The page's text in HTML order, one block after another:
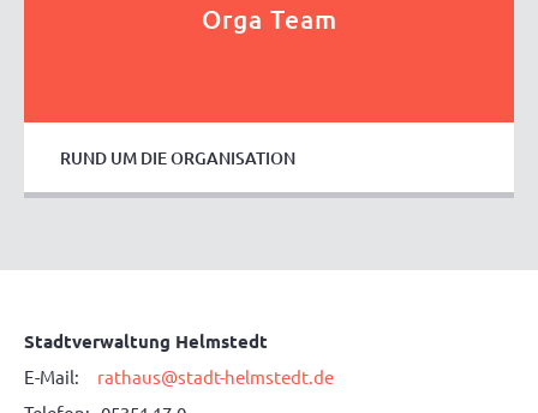
Orga Team
RUND UM DIE ORGANISATION
Stadtverwaltung Helmstedt
E-Mail: rathaus@stadt-helmstedt.de